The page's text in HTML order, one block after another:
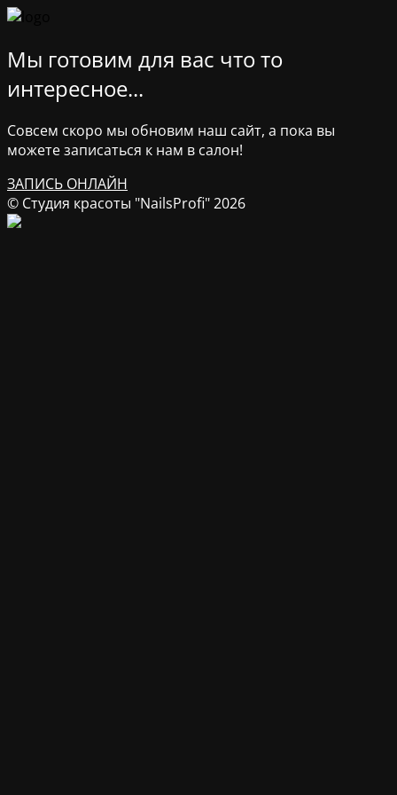
Мы готовим для вас что то
интересное...
Совсем скоро мы обновим наш сайт, а пока вы
можете записаться к нам в салон!
ЗАПИСЬ ОНЛАЙН
© Студия красоты "NailsProfi" 2026